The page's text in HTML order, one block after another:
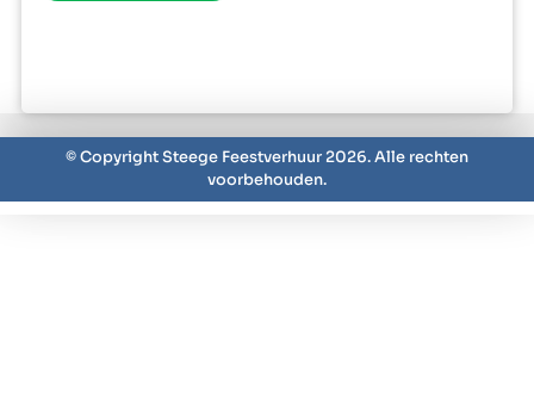
© Copyright Steege Feestverhuur 2026. Alle rechten
voorbehouden.